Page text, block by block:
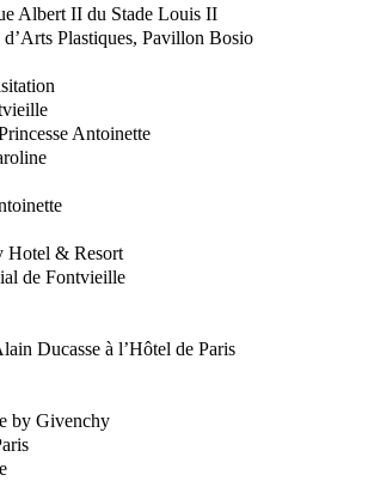
Albert II du Stade Louis II
Plastiques, Pavillon Bosio
Antoinette
Hotel & Resort
de Fontvieille
Ducasse à l’Hôtel de Paris
by Givenchy